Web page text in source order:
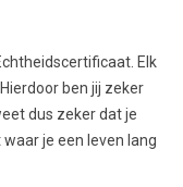
Elk
ben jij zeker
dus zeker dat je
je een leven lang